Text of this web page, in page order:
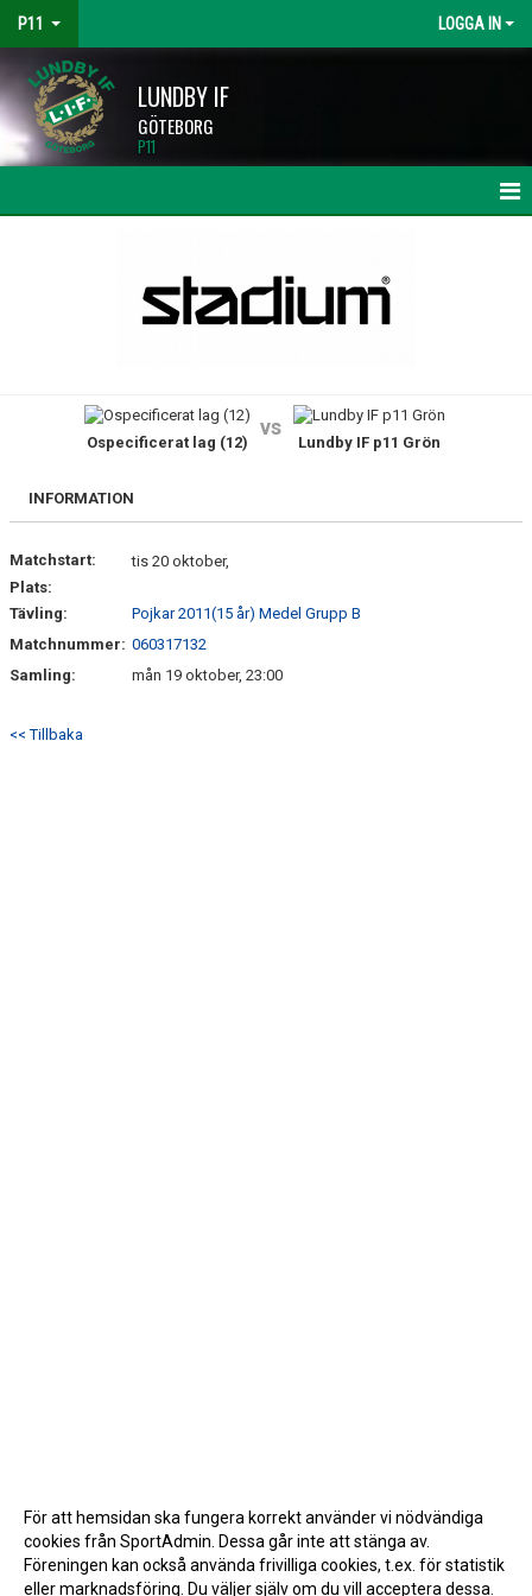
P11 LOGGA IN
LUNDBY IF
GÖTEBORG
P11
BILDGALLERI
KONTAKT
Ospecificerat lag (12)
vs
Lundby IF p11 Grön
INFORMATION
Matchstart:
tis 20 oktober,
Plats:
Tävling:
Pojkar 2011(15 år) Medel Grupp B
Matchnummer: 060317132
Samling:
mån 19 oktober, 23:00
<< Tillbaka
För att hemsidan ska fungera korrekt använder vi nödvändiga
cookies från SportAdmin. Dessa går inte att stänga av.
Föreningen kan också använda frivilliga cookies, t.ex. för statistik
eller marknadsföring. Du väljer själv om du vill acceptera dessa.